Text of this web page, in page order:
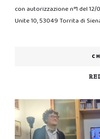
con autorizzazione n°1 del
Unite 10, 53049 Torrita di